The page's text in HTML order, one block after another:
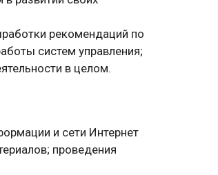
рекомендаций по
систем управления;
в целом.
и сети Интернет
проведения